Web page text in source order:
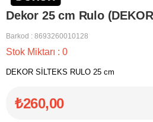
Dekor 25 cm Rulo
Barkod : 8693260010128
Stok Miktarı : 0
DEKOR SİLTEKS RULO 25 cm
₺260,00